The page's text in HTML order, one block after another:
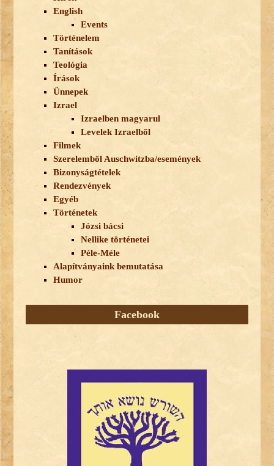
English
Events
Történelem
Tanítások
Teológia
Írások
Ünnepek
Izrael
Izraelben magyarul
Levelek Izraelből
Filmek
Szerelemből Auschwitzba/események
Bizonyságtételek
Rendezvények
Egyéb
Történetek
Józsi bácsi
Nellike történetei
Péle-Méle
Alapítványaink bemutatása
Humor
Facebook